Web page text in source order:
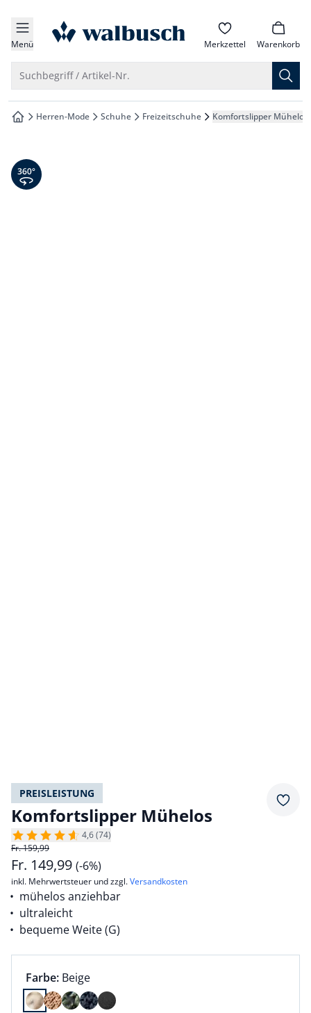
springen
springen
springen
springen
Menü zur Startseite Merkzettel Warenkorb
Suchbegriff / Artikel-Nr.
zur Startseite
Herren-Mode Schuhe Freizeitschuhe Komfortslipper Mühelos
360° Ansicht
PREISLEISTUNG
Komfortslipper Mühelos
4,6 (74)
Fr. 159,99
Fr. 149,99 (-6%)
inkl. Mehrwertsteuer und zzgl.Versandkosten
mühelos anziehbar
ultraleicht
bequeme Weite (G)
Farbauswahl:
Farbe: aktuell ausgewählt:
Beige
Farbe Beige ausgewählt